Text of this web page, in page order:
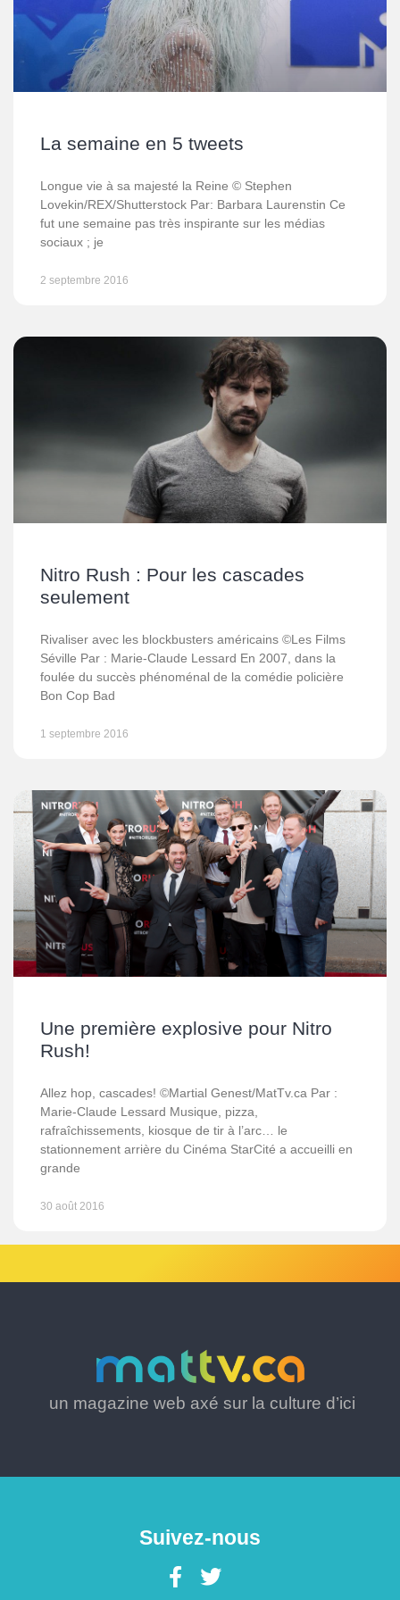
La semaine en 5 tweets
Longue vie à sa majesté la Reine © Stephen
Lovekin/REX/Shutterstock Par: Barbara Laurenstin Ce
fut une semaine pas très inspirante sur les médias
sociaux ; je
2 septembre 2016
Nitro Rush : Pour les cascades
seulement
Rivaliser avec les blockbusters américains ©Les Films
Séville Par : Marie-Claude Lessard En 2007, dans la
foulée du succès phénoménal de la comédie policière
Bon Cop Bad
1 septembre 2016
Une première explosive pour Nitro
Rush!
Allez hop, cascades! ©Martial Genest/MatTv.ca Par :
Marie-Claude Lessard Musique, pizza,
rafraîchissements, kiosque de tir à l’arc… le
stationnement arrière du Cinéma StarCité a accueilli en
grande
30 août 2016
un magazine web axé sur la culture d’ici
Suivez-nous